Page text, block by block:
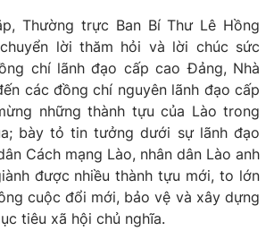
tương lai
Podcast
Thường trực Ban Bí Thư Lê Hồng
lời thăm hỏi và lời chúc sức
chí lãnh đạo cấp cao Đảng, Nhà
các đồng chí nguyên lãnh đạo cấp
những thành tựu của Lào trong
bày tỏ tin tưởng dưới sự lãnh đạo
Cách mạng Lào, nhân dân Lào anh
được nhiều thành tựu mới, to lớn
cuộc đổi mới, bảo vệ và xây dựng
tiêu xã hội chủ nghĩa​.